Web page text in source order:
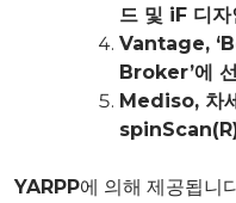
드 및 iF 디
Vantage,
Broker’에
Mediso, 차
YARPP에 의해 제공됩니